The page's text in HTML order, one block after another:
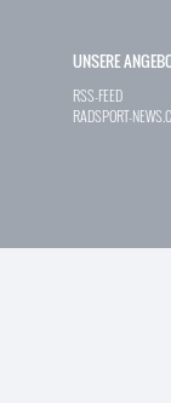
UNSERE
RSS-FEED
RADSPORT-